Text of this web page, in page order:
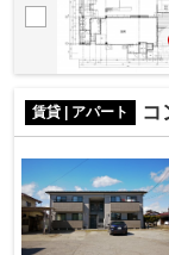
賃貸 | アパート コ